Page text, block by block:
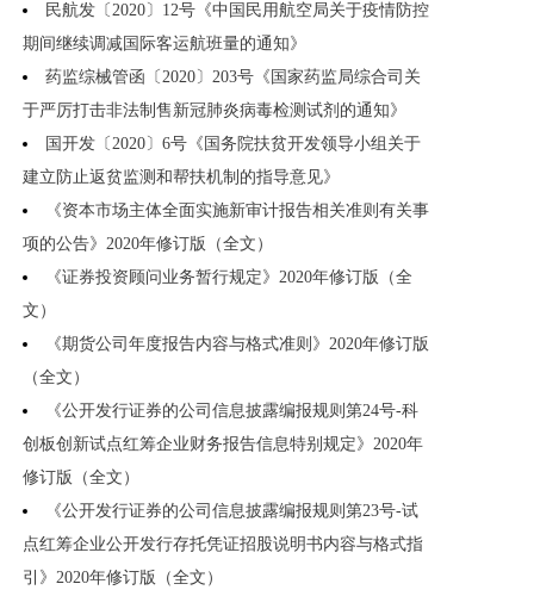
民航发〔2020〕12号《中国民用航空局关于疫情防控
期间继续调减国际客运航班量的通知》
药监综械管函〔2020〕203号《国家药监局综合司关
于严厉打击非法制售新冠肺炎病毒检测试剂的通知》
国开发〔2020〕6号《国务院扶贫开发领导小组关于
建立防止返贫监测和帮扶机制的指导意见》
《资本市场主体全面实施新审计报告相关准则有关事
项的公告》2020年修订版（全文）
《证券投资顾问业务暂行规定》2020年修订版（全
文）
《期货公司年度报告内容与格式准则》2020年修订版
（全文）
《公开发行证券的公司信息披露编报规则第24号-科
创板创新试点红筹企业财务报告信息特别规定》2020年
修订版（全文）
《公开发行证券的公司信息披露编报规则第23号-试
点红筹企业公开发行存托凭证招股说明书内容与格式指
引》2020年修订版（全文）